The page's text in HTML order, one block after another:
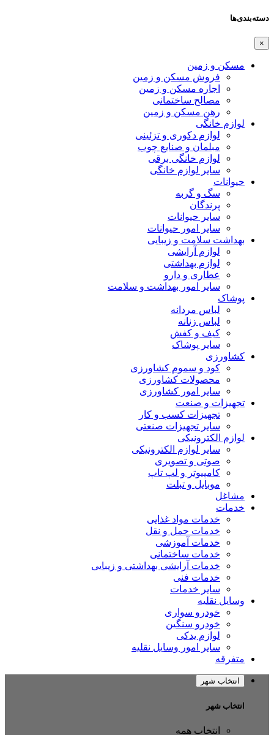
دسته‌بندی‌ها
×
مسکن و زمین
فروش مسکن و زمین
اجاره مسکن و زمین
مصالح ساختمانی
رهن مسکن و زمین
لوازم خانگی
لوازم دکوری و تزئینی
مبلمان و صنایع چوب
لوازم خانگی برقی
سایر لوازم خانگی
حیوانات
سگ و گربه
پرندگان
سایر حیوانات
سایر امور حیوانات
بهداشت سلامت و زیبایی
لوازم آرایشی
لوازم بهداشتی
عطاری و دارو
سایر امور بهداشت و سلامت
پوشاک
لباس مردانه
لباس زنانه
کیف و کفش
سایر پوشاک
کشاورزی
کود و سموم کشاورزی
محصولات کشاورزی
سایر امور کشاورزی
تجهیزات و صنعت
تجهیزات کسب و کار
سایر تجهیزات صنعتی
لوازم الکترونیکی
سایر لوازم الکترونیکی
صوتی و تصویری
کامپیوتر و لپ تاپ
موبایل و تبلت
مشاغل
خدمات
خدمات مواد غذایی
خدمات حمل و نقل
خدمات آموزشی
خدمات ساختمانی
خدمات آرایشی بهداشتی و زیبایی
خدمات فنی
سایر خدمات
وسایل نقلیه
خودرو سواری
خودرو سنگین
لوازم یدکی
سایر امور وسایل نقلیه
متفرقه
انتخاب شهر
انتخاب شهر
انتخاب همه